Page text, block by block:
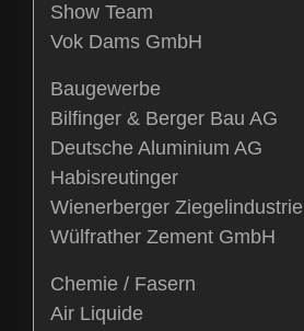
Show Team
Vok Dams GmbH
Baugewerbe
Bilfinger & Berger Bau AG
Deutsche Aluminium AG
Habisreutinger
Wienerberger Ziegelindustrie
Wülfrather Zement GmbH
Chemie / Fasern
Air Liquide